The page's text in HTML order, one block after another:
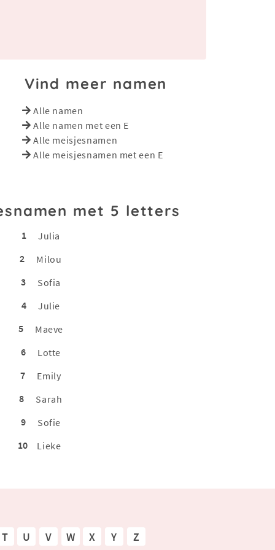
Vind meer namen
Alle namen
Alle namen met een E
Alle meisjesnamen
Alle meisjesnamen met een E
met 5 letters
1
Julia
2
Milou
3
Sofia
4
Julie
5
Maeve
6
Lotte
7
Emily
8
Sarah
9
Sofie
10
Lieke
T U V W X Y Z